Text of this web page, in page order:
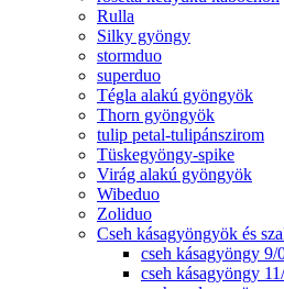
Rulla
Silky gyöngy
stormduo
superduo
Tégla alakú gyöngyök
Thorn gyöngyök
tulip petal-tulipánszirom
Tüskegyöngy-spike
Virág alakú gyöngyök
Wibeduo
Zoliduo
Cseh kásagyöngyök és
cseh kásagyöngy 9/
cseh kásagyöngy